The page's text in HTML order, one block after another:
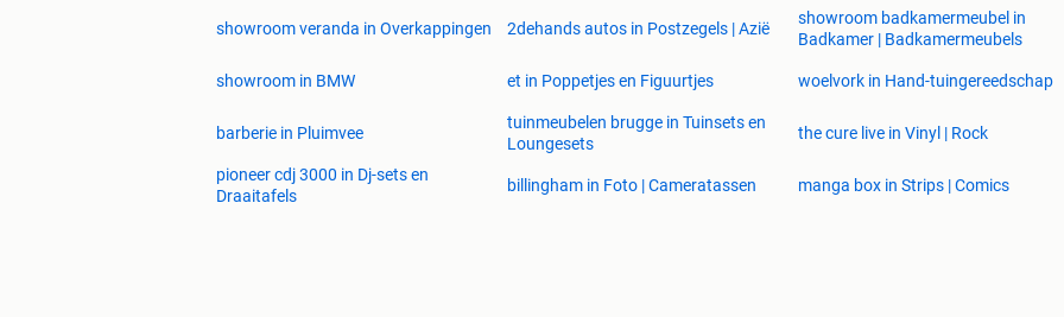
showroom veranda in Overkappingen 2dehands autos in Postzegels | Azië
showroom badkamermeubel in
Badkamer | Badkamermeubels
showroom in BMW et in Poppetjes en Figuurtjes woelvork in Hand-tuingereedschap
barberie in Pluimvee
tuinmeubelen brugge in Tuinsets en
Loungesets
the cure live in Vinyl | Rock
pioneer cdj 3000 in Dj-sets en
Draaitafels
billingham in Foto | Cameratassen manga box in Strips | Comics